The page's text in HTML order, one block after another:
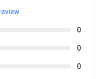
0
0
0